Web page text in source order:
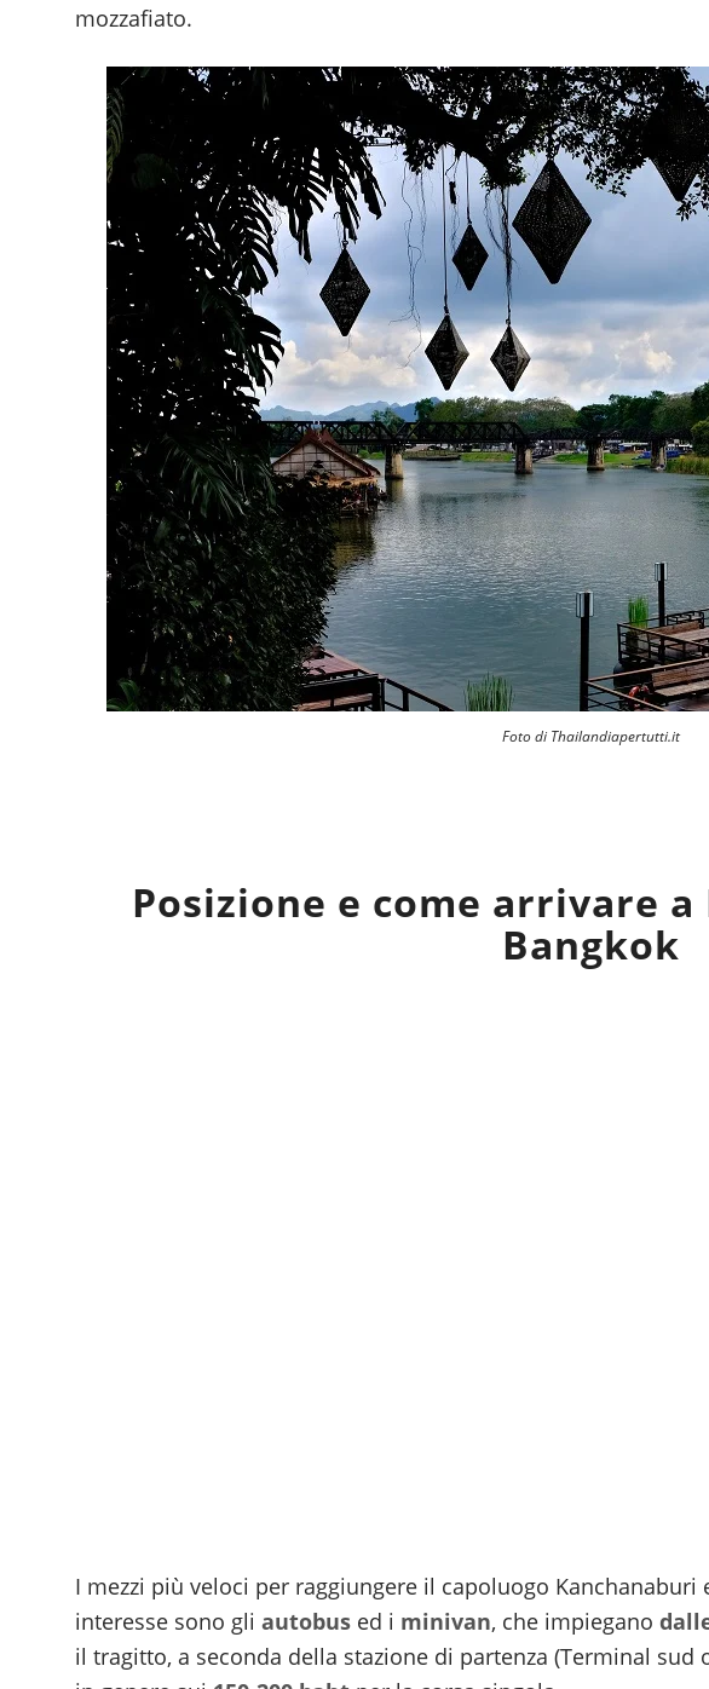
mozzafiato.
Foto di Thailandiapertutti.it
Posizione e come arrivare
Bangkok
I mezzi più veloci per raggiungere il capoluogo
interesse sono gli autobus ed i minivan, che impiegano
il tragitto, a seconda della stazione di partenza (Terminal